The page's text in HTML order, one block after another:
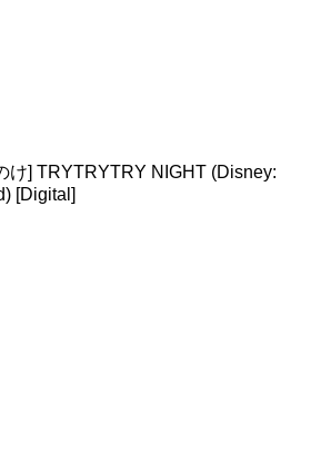
け] TRYTRYTRY NIGHT (Disney:
[Digital]